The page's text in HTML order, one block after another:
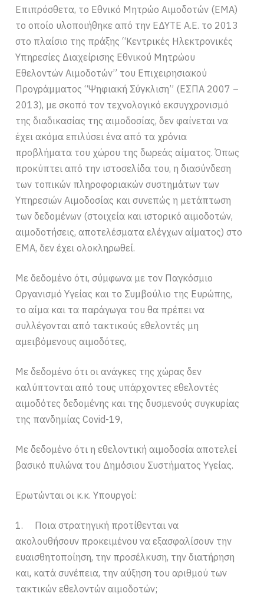
Επιπρόσθετα, το Εθνικό Μητρώο Αιμοδοτών (ΕΜΑ)
το οποίο υλοποιήθηκε από την ΕΔΥΤΕ Α.Ε. το 2013
στο πλαίσιο της πράξης “Κεντρικές Ηλεκτρονικές
Υπηρεσίες Διαχείρισης Εθνικού Μητρώου
Εθελοντών Αιμοδοτών” του Επιχειρησιακού
Προγράμματος “Ψηφιακή Σύγκλιση” (ΕΣΠΑ 2007 –
2013), με σκοπό τον τεχνολογικό εκσυγχρονισμό
της διαδικασίας της αιμοδοσίας, δεν φαίνεται να
έχει ακόμα επιλύσει ένα από τα χρόνια
προβλήματα του χώρου της δωρεάς αίματος. Όπως
προκύπτει από την ιστοσελίδα του, η διασύνδεση
των τοπικών πληροφοριακών συστημάτων των
Υπηρεσιών Αιμοδοσίας και συνεπώς η μετάπτωση
των δεδομένων (στοιχεία και ιστορικό αιμοδοτών,
αιμοδοτήσεις, αποτελέσματα ελέγχων αίματος) στο
ΕΜΑ, δεν έχει ολοκληρωθεί.
Με δεδομένο ότι, σύμφωνα με τον Παγκόσμιο
Οργανισμό Υγείας και το Συμβούλιο της Ευρώπης,
το αίμα και τα παράγωγα του θα πρέπει να
συλλέγονται από τακτικούς εθελοντές μη
αμειβόμενους αιμοδότες,
Με δεδομένο ότι οι ανάγκες της χώρας δεν
καλύπτονται από τους υπάρχοντες εθελοντές
αιμοδότες δεδομένης και της δυσμενούς συγκυρίας
της πανδημίας Covid-19,
Με δεδομένο ότι η εθελοντική αιμοδοσία αποτελεί
βασικό πυλώνα του Δημόσιου Συστήματος Υγείας.
Ερωτώνται οι κ.κ. Υπουργοί:
1. Ποια στρατηγική προτίθενται να
ακολουθήσουν προκειμένου να εξασφαλίσουν την
ευαισθητοποίηση, την προσέλκυση, την διατήρηση
και, κατά συνέπεια, την αύξηση του αριθμού των
τακτικών εθελοντών αιμοδοτών;